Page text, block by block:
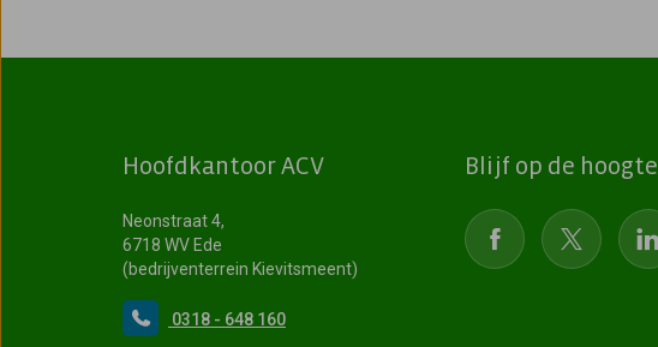
Hoofdkantoor ACV
Neonstraat 4,
6718 WV Ede
(bedrijventerrein Kievitsmeent)
0318 - 648 160
Blijf op de hoogte